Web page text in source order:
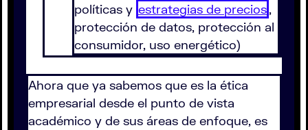
políticas y estrategias de precios,
protección de datos, protección al
consumidor, uso energético)
Ahora que ya sabemos que es la ética
empresarial desde el punto de vista
académico y de sus áreas de enfoque, es